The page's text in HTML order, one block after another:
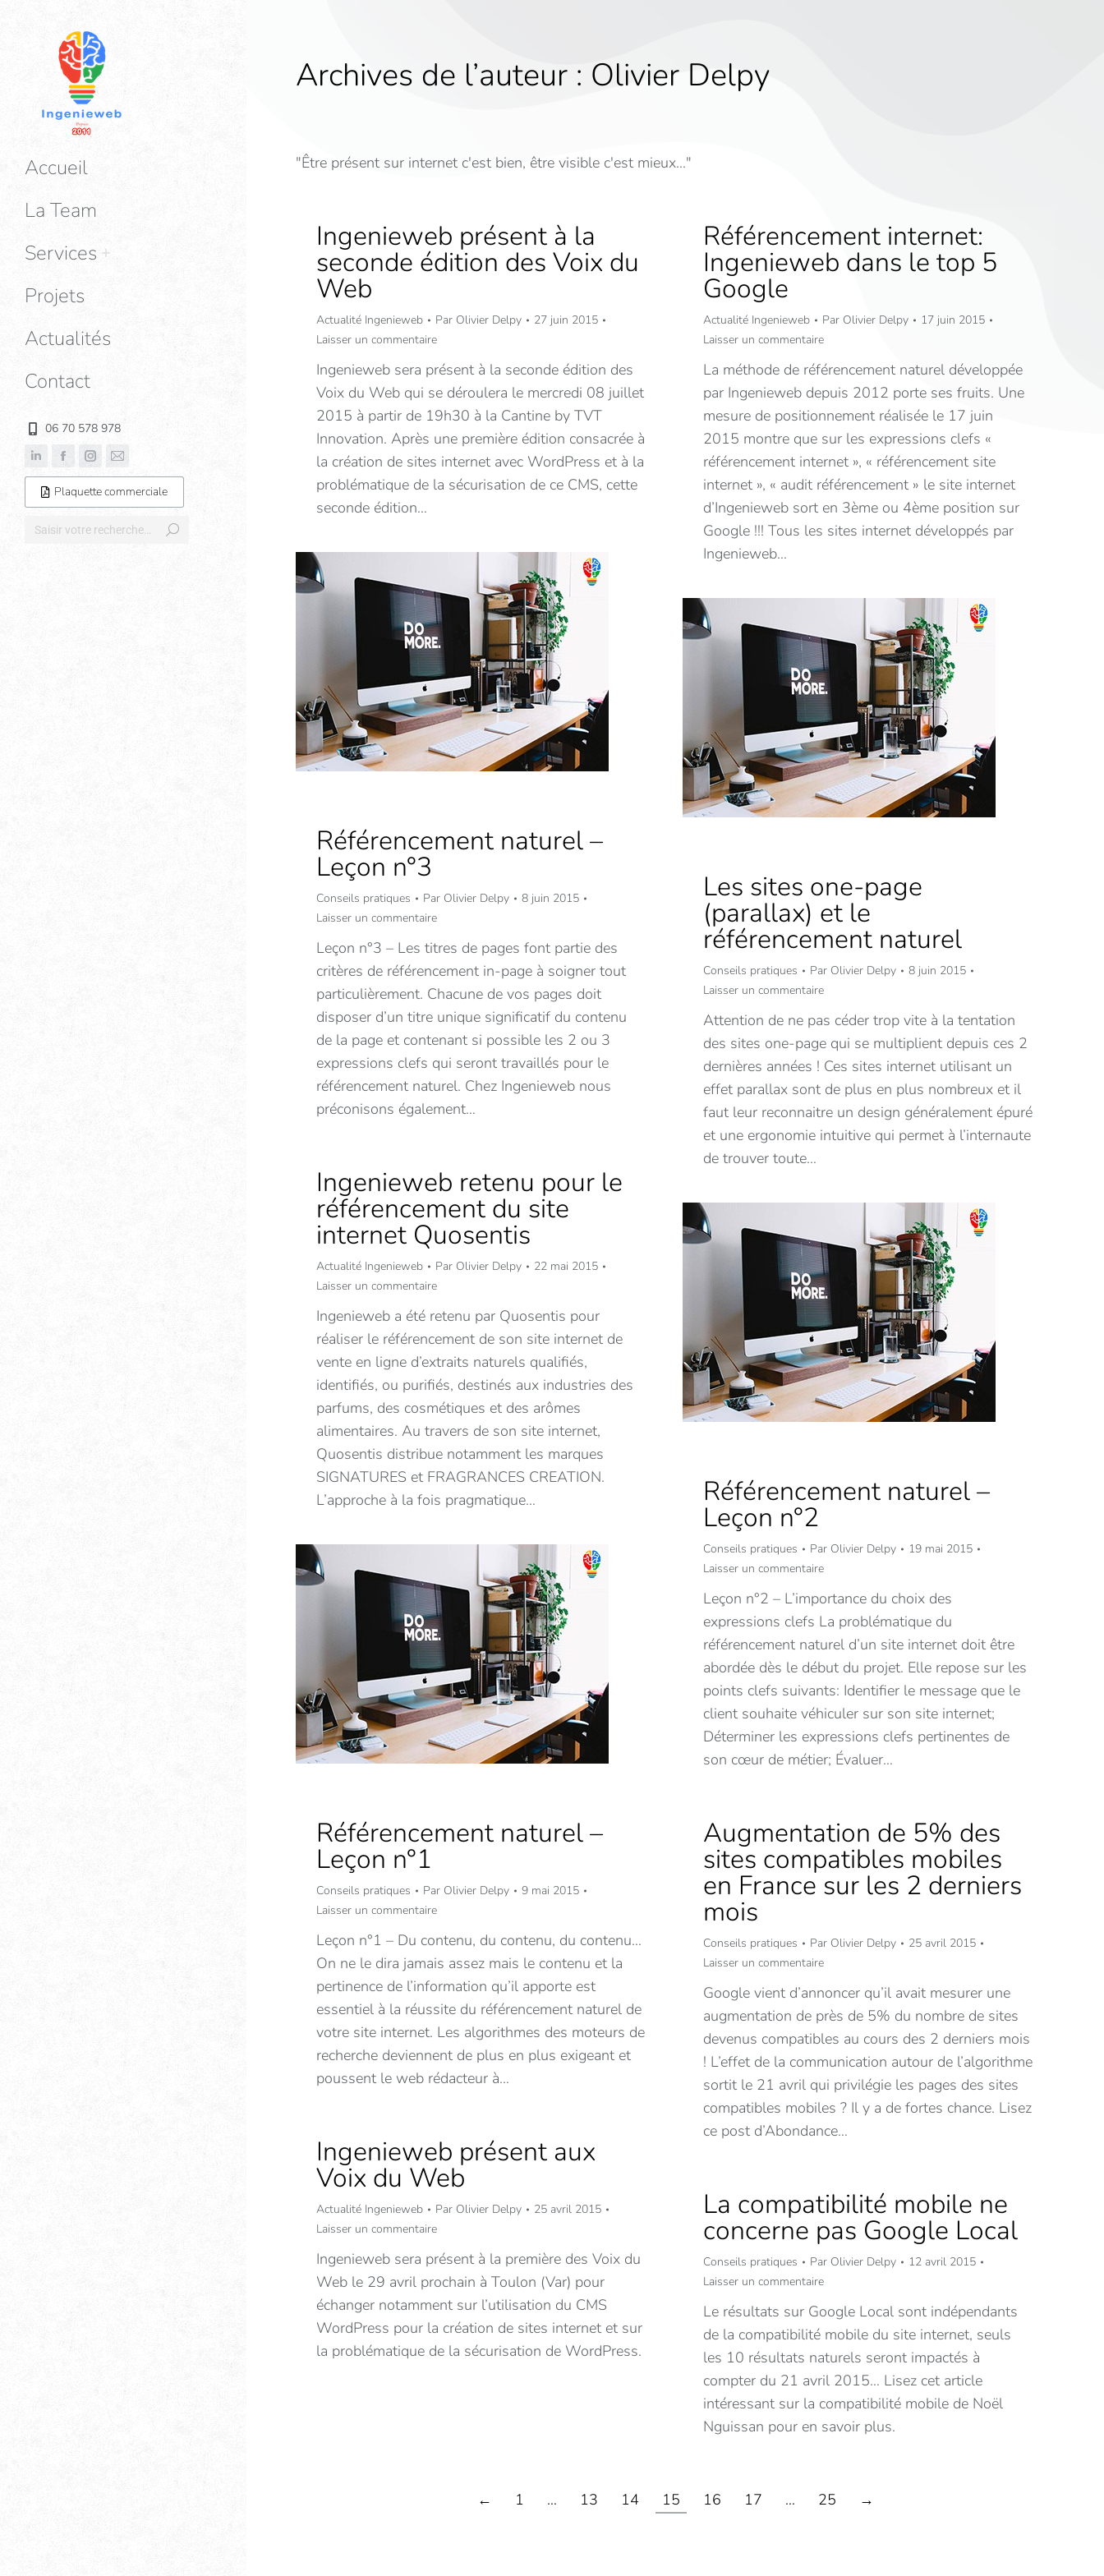
Accueil
La Team
Services
Projets
Actualités
Contact
06 70 578 978
Plaquette commerciale
Archives de l’auteur : Olivier Delpy
"Être présent sur internet c'est bien, être visible c'est mieux..."
Ingenieweb présent à la
seconde édition des Voix du
Web
Actualité Ingenieweb Par Olivier Delpy
27 juin 2015
Laisser un commentaire
Ingenieweb sera présent à la seconde édition des
Voix du Web qui se déroulera le mercredi 08 juillet
2015 à partir de 19h30 à la Cantine by TVT
Innovation. Après une première édition consacrée à
la création de sites internet avec WordPress et à la
problématique de la sécurisation de ce CMS, cette
seconde édition…
Référencement internet:
Ingenieweb dans le top 5
Google
Actualité Ingenieweb Par Olivier Delpy
17 juin 2015
Laisser un commentaire
La méthode de référencement naturel développée
par Ingenieweb depuis 2012 porte ses fruits. Une
mesure de positionnement réalisée le 17 juin
2015 montre que sur les expressions clefs «
référencement internet », « référencement site
internet », « audit référencement » le site internet
d’Ingenieweb sort en 3ème ou 4ème position sur
Google !!! Tous les sites internet développés par
Ingenieweb…
Référencement naturel –
Leçon n°3
Conseils pratiques Par Olivier Delpy
8 juin 2015
Laisser un commentaire
Leçon n°3 – Les titres de pages font partie des
critères de référencement in-page à soigner tout
particulièrement. Chacune de vos pages doit
disposer d’un titre unique significatif du contenu
de la page et contenant si possible les 2 ou 3
expressions clefs qui seront travaillés pour le
référencement naturel. Chez Ingenieweb nous
préconisons également…
Les sites one-page
(parallax) et le
référencement naturel
Conseils pratiques Par Olivier Delpy
8 juin 2015
Laisser un commentaire
Attention de ne pas céder trop vite à la tentation
des sites one-page qui se multiplient depuis ces 2
dernières années ! Ces sites internet utilisant un
effet parallax sont de plus en plus nombreux et il
faut leur reconnaitre un design généralement épuré
et une ergonomie intuitive qui permet à l’internaute
de trouver toute…
Ingenieweb retenu pour le
référencement du site
internet Quosentis
Actualité Ingenieweb Par Olivier Delpy
22 mai 2015
Laisser un commentaire
Ingenieweb a été retenu par Quosentis pour
réaliser le référencement de son site internet de
vente en ligne d’extraits naturels qualifiés,
identifiés, ou purifiés, destinés aux industries des
parfums, des cosmétiques et des arômes
alimentaires. Au travers de son site internet,
Quosentis distribue notamment les marques
SIGNATURES et FRAGRANCES CREATION.
L’approche à la fois pragmatique…
Référencement naturel –
Leçon n°2
Conseils pratiques Par Olivier Delpy
19 mai 2015
Laisser un commentaire
Leçon n°2 – L’importance du choix des
expressions clefs La problématique du
référencement naturel d’un site internet doit être
abordée dès le début du projet. Elle repose sur les
points clefs suivants: Identifier le message que le
client souhaite véhiculer sur son site internet;
Déterminer les expressions clefs pertinentes de
son cœur de métier; Évaluer…
Référencement naturel –
Leçon n°1
Conseils pratiques Par Olivier Delpy
9 mai 2015
Laisser un commentaire
Leçon n°1 – Du contenu, du contenu, du contenu…
On ne le dira jamais assez mais le contenu et la
pertinence de l’information qu’il apporte est
essentiel à la réussite du référencement naturel de
votre site internet. Les algorithmes des moteurs de
recherche deviennent de plus en plus exigeant et
poussent le web rédacteur à…
Augmentation de 5% des
sites compatibles mobiles
en France sur les 2 derniers
mois
Conseils pratiques Par Olivier Delpy
25 avril 2015
Laisser un commentaire
Google vient d’annoncer qu’il avait mesurer une
augmentation de près de 5% du nombre de sites
devenus compatibles au cours des 2 derniers mois
! L’effet de la communication autour de l’algorithme
sortit le 21 avril qui privilégie les pages des sites
compatibles mobiles ? Il y a de fortes chance. Lisez
ce post d’Abondance…
Ingenieweb présent aux
Voix du Web
Actualité Ingenieweb Par Olivier Delpy
25 avril 2015
Laisser un commentaire
Ingenieweb sera présent à la première des Voix du
Web le 29 avril prochain à Toulon (Var) pour
échanger notamment sur l’utilisation du CMS
WordPress pour la création de sites internet et sur
la problématique de la sécurisation de WordPress.
La compatibilité mobile ne
concerne pas Google Local
Conseils pratiques Par Olivier Delpy
12 avril 2015
Laisser un commentaire
Le résultats sur Google Local sont indépendants
de la compatibilité mobile du site internet, seuls
les 10 résultats naturels seront impactés à
compter du 21 avril 2015… Lisez cet article
intéressant sur la compatibilité mobile de Noël
Nguissan pour en savoir plus.
← 1 … 13 14 15 16 17 … 25 →